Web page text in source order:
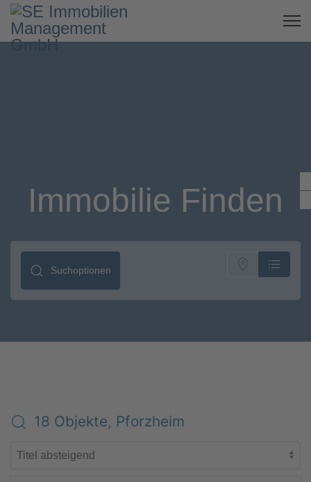
Immobilie Finden
Suchoptionen
18 Objekte, Pforzheim